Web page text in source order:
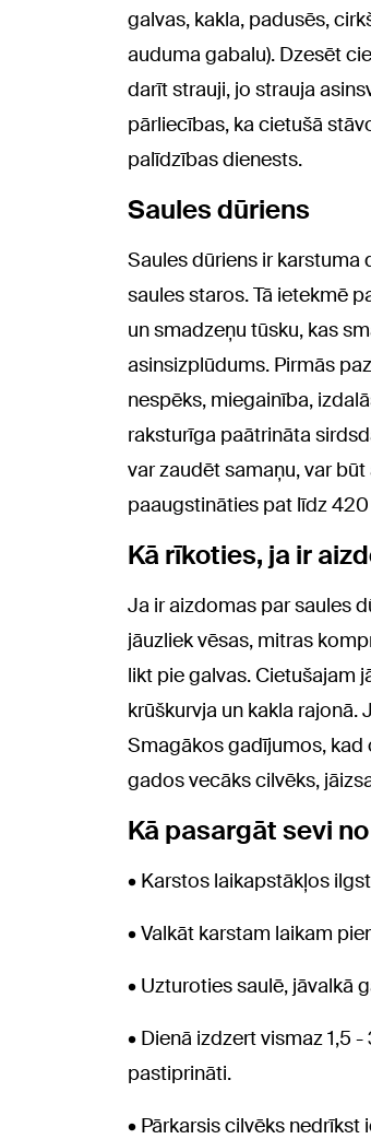
galvas, kakla, padusēs,
auduma gabalu). Dzesēt
darīt strauji, jo strauja
pārliecības, ka cietušā
palīdzības dienests.
Saules dūriens
Saules dūriens ir karstuma
saules staros. Tā ietekmē
un smadzeņu tūsku, kas
asinsizplūdums. Pirmās
nespēks, miegainība,
raksturīga paātrināta
var zaudēt samaņu, var
paaugstināties pat līdz 420
Kā rīkoties, ja ir
Ja ir aizdomas par saules
jāuzliek vēsas, mitras
likt pie galvas. Cietušajam
krūškurvja un kakla
Smagākos gadījumos, kad
gados vecāks cilvēks,
Kā pasargāt sevi
• Karstos laikapstākļos
• Valkāt karstam laikam
• Uzturoties saulē, jāvalkā
• Dienā izdzert vismaz 1,5
pastiprināti.
• Pārkarsis cilvēks